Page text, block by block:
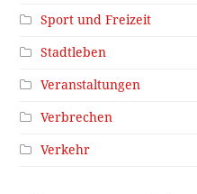
Sport und Freizeit
Stadtleben
Veranstaltungen
Verbrechen
Verkehr